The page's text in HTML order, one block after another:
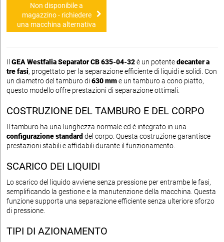
Non disponibile a
magazzino - richiedere
una macchina alternativa
Il GEA Westfalia Separator CB 635-04-32è un potentedecanter a
tre fasi, progettato per la separazione efficiente di liquidi e solidi. Con
un diametro del tamburo di 630 mme un tamburo a cono piatto,
questo modello offre prestazioni di separazione ottimali.
COSTRUZIONE DEL TAMBURO E DEL CORPO
Il tamburo ha una lunghezza normale ed è integrato in una
configurazione standard del corpo. Questa costruzione garantisce
prestazioni stabili e affidabili durante il funzionamento.
SCARICO DEI LIQUIDI
Lo scarico del liquido avviene senza pressione per entrambe le fasi,
semplificando la gestione e la manutenzione della macchina. Questa
funzione supporta una separazione efficiente senza ulteriore sforzo
di pressione.
TIPI DI AZIONAMENTO